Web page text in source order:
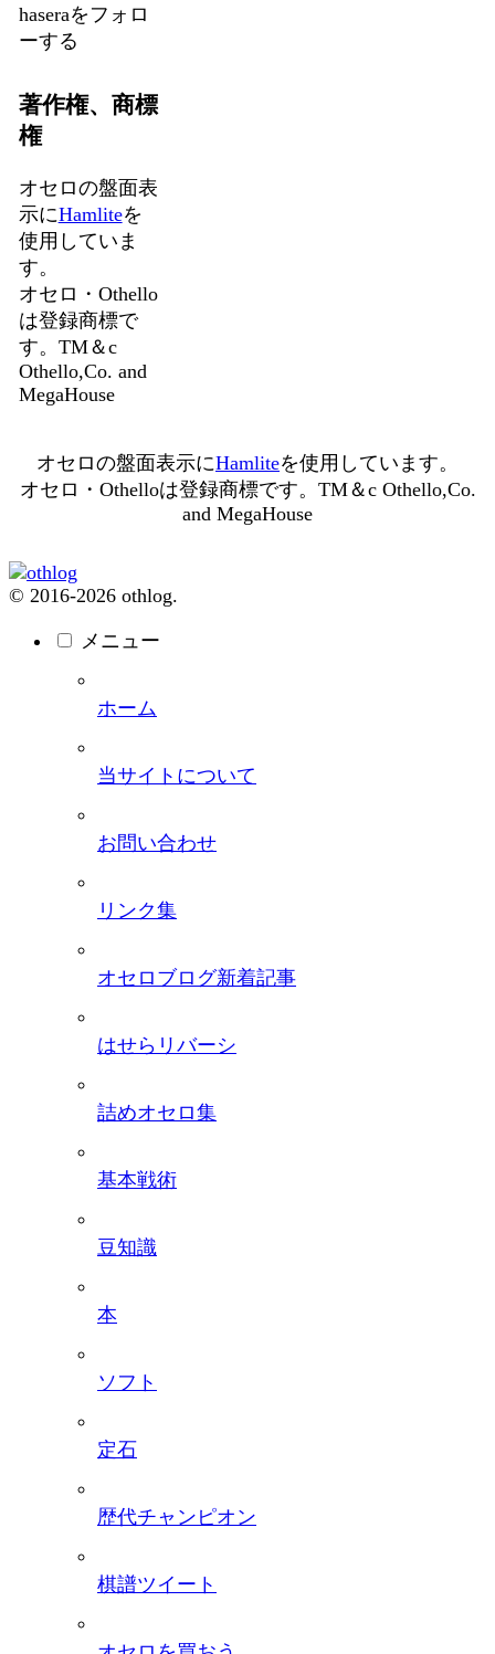
haseraをフォロ
ーする
著作権、商標
権
オセロの盤面表
示にHamliteを
使用していま
す。
オセロ・Othello
は登録商標で
す。TM＆c
Othello,Co. and
MegaHouse
オセロの盤面表示にHamliteを使用しています。
オセロ・Othelloは登録商標です。TM＆c Othello,Co.
and MegaHouse
© 2016-2026 othlog.
メニュー
ホーム
当サイトについて
お問い合わせ
リンク集
オセロブログ新着記事
はせらリバーシ
詰めオセロ集
基本戦術
豆知識
本
ソフト
定石
歴代チャンピオン
棋譜ツイート